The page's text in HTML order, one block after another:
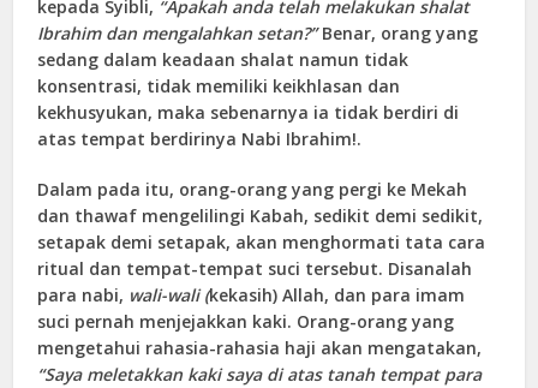
kepada Syibli, “Apakah anda telah melakukan shalat
Ibrahim dan mengalahkan setan?”Benar, orang yang
sedang dalam keadaan shalat namun tidak
konsentrasi, tidak memiliki keikhlasan dan
kekhusyukan, maka sebenarnya ia tidak berdiri di
atas tempat berdirinya Nabi Ibrahim!.
Dalam pada itu, orang-orang yang pergi ke Mekah
dan thawaf mengelilingi Kabah, sedikit demi sedikit,
setapak demi setapak, akan menghormati tata cara
ritual dan tempat-tempat suci tersebut. Disanalah
para nabi, wali-wali (kekasih) Allah, dan para imam
suci pernah menjejakkan kaki. Orang-orang yang
mengetahui rahasia-rahasia haji akan mengatakan,
“Saya meletakkan kaki saya di atas tanah tempat para